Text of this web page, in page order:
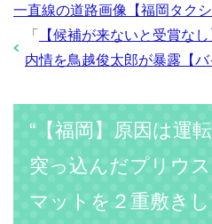
一直線の道路画像【福岡タクシ
「
【候補が来ないと受賞な
内情を鳥越俊太郎が暴露【バ
“【福岡】原因は運
突っ込んだプリウ
マットを２重敷き